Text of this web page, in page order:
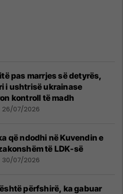
pas marrjes së detyrës,
i ushtrisë ukrainase
kontroll të madh
26/07/2026
që ndodhi në Kuvendin e
të LDK-së
30/07/2026
përfshirë, ka gabuar